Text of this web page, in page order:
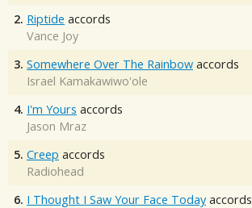
2. Riptide accords
Vance Joy
3. Somewhere Over The Rainbow accords
Israel Kamakawiwo'ole
4. I'm Yours accords
Jason Mraz
5. Creep accords
Radiohead
6. I Thought I Saw Your Face Today accords